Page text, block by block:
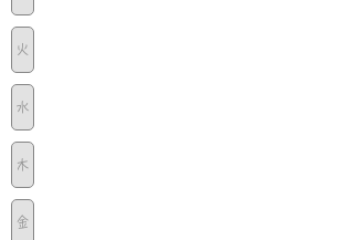
火
水
木
金